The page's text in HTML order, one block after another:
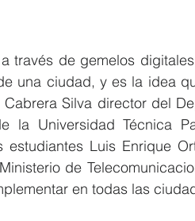
través de gemelos
una ciudad, y es la idea
Silva director del
la Universidad Técnica
Luis Enrique
de
en todas las